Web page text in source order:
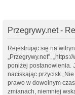
Przegrywy.net -
Rejestrując się na
„Przegrywy.net”,
poniżej postanowienia.
naciskając przycisk
prawo w dowolnym
zmianach, niemniej